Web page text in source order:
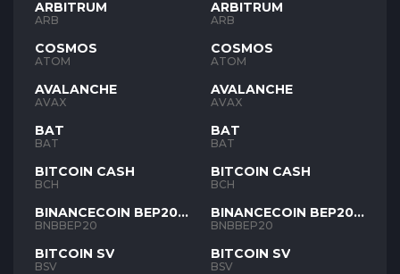
ARBITRUM
ARB
COSMOS
ATOM
AVALANCHE
AVAX
BAT
BAT
BITCOIN CASH
BCH
BINANCECOIN BEP20
BNB
BNBBEP20
BITCOIN SV
BSV
ARBITRUM
ARB
COSMOS
ATOM
AVALANCHE
AVAX
BAT
BAT
BITCOIN CASH
BCH
BINANCECOIN BEP20
BNB
BNBBEP20
BITCOIN SV
BSV